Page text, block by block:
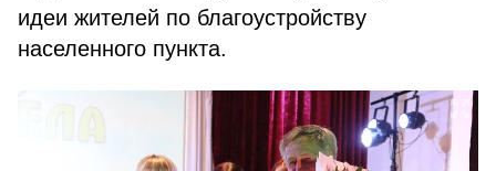
идеи жителей по благоустройству
населенного пункта.